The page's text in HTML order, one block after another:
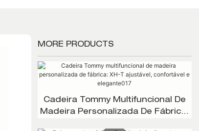
MORE PRODUCTS
Cadeira Tommy Multifuncional De
Madeira Personalizada De Fábrica: